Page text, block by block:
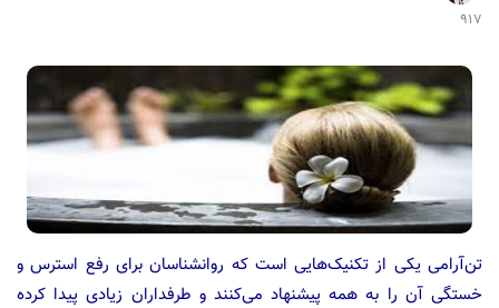
917
تن‌آرامی یکی از تکنیک‌هایی است که روانشناسان برای رفع استرس و
خستگی آن را به همه پیشنهاد می‌کنند و طرفداران زیادی پیدا کرده